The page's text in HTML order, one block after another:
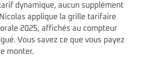
dynamique, aucun supplément
applique la grille tarifaire
2025, affichés au compteur
Vous savez ce que vous payez
monter.